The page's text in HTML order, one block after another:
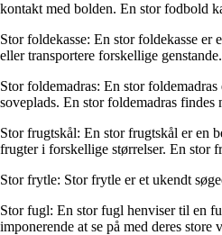
kontakt med bolden. En stor fodbold
Stor foldekasse: En stor foldekasse er
eller transportere forskellige
Stor foldemadras: En stor
soveplads. En stor foldemadras
Stor frugtskål: En stor frugtskål er en
frugter i forskellige størrelser. En stor
Stor frytle: Stor frytle er et ukendt
Stor fugl: En stor fugl henviser til en
imponerende at se på med deres